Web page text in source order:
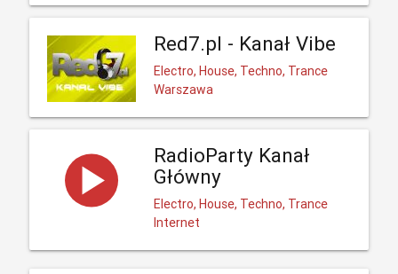
Red7.pl - Kanał Vibe
Electro, House, Techno, Trance
Warszawa
RadioParty Kanał
Główny
Electro, House, Techno, Trance
Internet